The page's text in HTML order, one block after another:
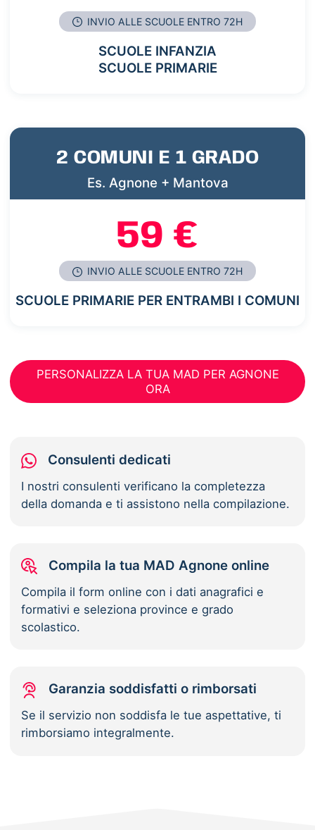
INVIO ALLE SCUOLE ENTRO 72H
SCUOLE INFANZIA
SCUOLE PRIMARIE
2 COMUNI E 1 GRADO
Es. Agnone + Mantova
59 €
INVIO ALLE SCUOLE ENTRO 72H
SCUOLE PRIMARIE PER ENTRAMBI I COMUNI
PERSONALIZZA LA TUA MAD PER AGNONE
ORA
Consulenti dedicati
I nostri consulenti verificano la completezza
della domanda e ti assistono nella compilazione.
Compila la tua MAD Agnone online
Compila il form online con i dati anagrafici e
formativi e seleziona province e grado
scolastico.
Garanzia soddisfatti o rimborsati
Se il servizio non soddisfa le tue aspettative, ti
rimborsiamo integralmente.